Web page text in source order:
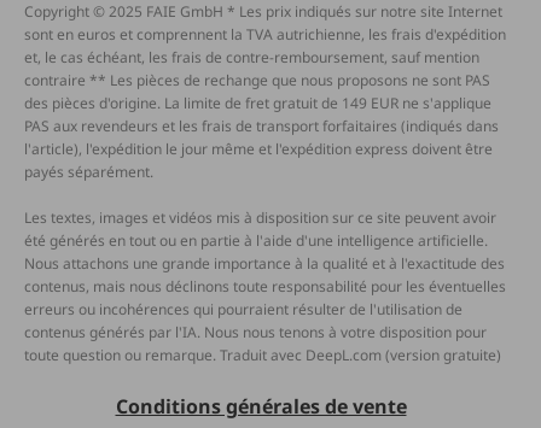
Copyright © 2025 FAIE GmbH * Les prix indiqués sur notre site Internet
sont en euros et comprennent la TVA autrichienne, les frais d'expédition
et, le cas échéant, les frais de contre-remboursement, sauf mention
contraire ** Les pièces de rechange que nous proposons ne sont PAS
des pièces d'origine. La limite de fret gratuit de 149 EUR ne s'applique
PAS aux revendeurs et les frais de transport forfaitaires (indiqués dans
l'article), l'expédition le jour même et l'expédition express doivent être
payés séparément.
Les textes, images et vidéos mis à disposition sur ce site peuvent avoir
été générés en tout ou en partie à l'aide d'une intelligence artificielle.
Nous attachons une grande importance à la qualité et à l'exactitude des
contenus, mais nous déclinons toute responsabilité pour les éventuelles
erreurs ou incohérences qui pourraient résulter de l'utilisation de
contenus générés par l'IA. Nous nous tenons à votre disposition pour
toute question ou remarque. Traduit avec DeepL.com (version gratuite)
Conditions générales de vente